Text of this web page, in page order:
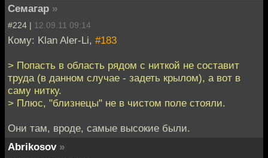
Семагар »
#224 | 12.09.11 09:14
Кому: Klan Aler-Li, #183
> Попасть в область рядом с ниткой не составит
труда (в данном случае - задеть крылом), а вот в
саму нитку.
> Плюс, "близнецы" не в чистом поле стояли.
Они там, вроде, самые высокие были.
Abrikosov »